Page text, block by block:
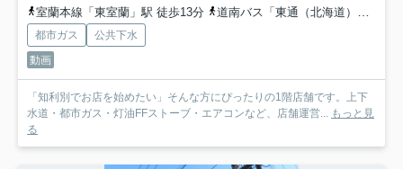
室蘭本線「東室蘭」駅 徒歩13分
道南バス「東通（北海道）」バス停下車 徒歩2分
都市ガス
公共下水
動画
「知利別でお店を始めたい」そんな方にぴったりの1階店舗です。上下
水道・都市ガス・灯油FFストーブ・エアコンなど、店舗運営...
もっと見
る